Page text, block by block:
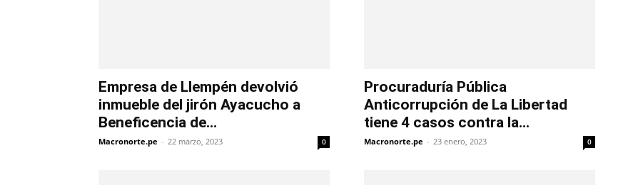
Empresa de Llempén devolvió
inmueble del jirón Ayacucho a
Beneficencia de...
Macronorte.pe - 22 marzo, 2023 0
Procuraduría Pública
Anticorrupción de La Libertad
tiene 4 casos contra la...
Macronorte.pe - 23 enero, 2023 0